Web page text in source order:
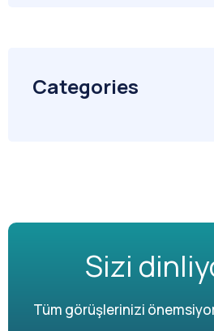
Categories
Sizi
Tüm görüşlerinizi